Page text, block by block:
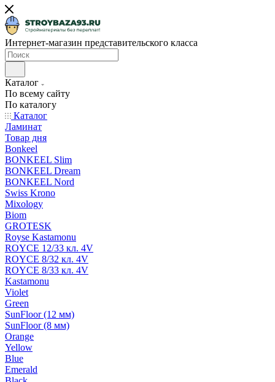
Интернет-магазин представительского класса
Каталог
По всему сайту
По каталогу
Каталог
Ламинат
Товар дня
Bonkeel
BONKEEL Slim
BONKEEL Dream
BONKEEL Nord
Swiss Krono
Mixology
Biom
GROTESK
Royse Kastamonu
ROYCE 12/33 кл. 4V
ROYCE 8/32 кл. 4V
ROYCE 8/33 кл. 4V
Kastamonu
Violet
Green
SunFloor (12 мм)
SunFloor (8 мм)
Orange
Yellow
Blue
Emerald